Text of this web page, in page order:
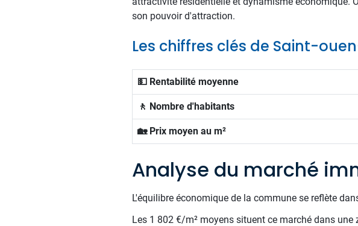
son pouvoir d'attraction.
Les chiffres clés de Saint-
💵 Rentabilité moyenne
🚶 Nombre d'habitants
🏡 Prix moyen au m²
Analyse du marché
L'équilibre économique de la commune se reflète
Les 1 802 €/m² moyens situent ce marché dans